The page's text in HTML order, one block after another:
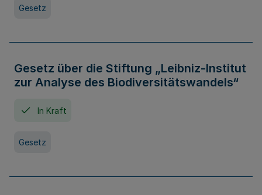
Gesetz
Gesetz über die Stiftung „Leibniz-Institut
zur Analyse des Biodiversitätswandels“
In Kraft
Gesetz